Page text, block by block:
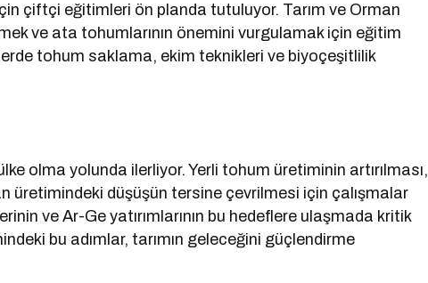
çiftçi eğitimleri ön planda tutuluyor. Tarım ve Orman
ve ata tohumlarının önemini vurgulamak için eğitim
tohum saklama, ekim teknikleri ve biyoçeşitlilik
olma yolunda ilerliyor. Yerli tohum üretiminin artırılması,
üretimindeki düşüşün tersine çevrilmesi için çalışmalar
ve Ar-Ge yatırımlarının bu hedeflere ulaşmada kritik
bu adımlar, tarımın geleceğini güçlendirme